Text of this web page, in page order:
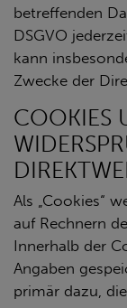
betreffenden
DSGVO
kann
Zwecke der
COOKIES
Als „Cookies“
auf Rechnern
Innerhalb der
Angaben
primär dazu,